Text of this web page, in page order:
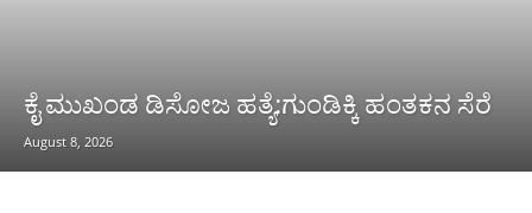
ಕೈ ಮುಖಂಡ ಡಿಸೋಜ ಹತ್ಯೆ:ಗುಂಡಿಕ್ಕಿ ಹಂತಕನ ಸೆರೆ
August 8, 2026